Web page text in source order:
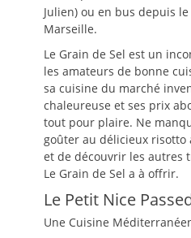
Julien) ou en bus depuis
Marseille.
Le Grain de Sel est un
les amateurs de bonne
sa cuisine du marché
chaleureuse et ses prix
tout pour plaire. Ne
goûter au délicieux risotto
et de découvrir les autres
Le Grain de Sel a à offrir.
Le Petit Nice
Une Cuisine